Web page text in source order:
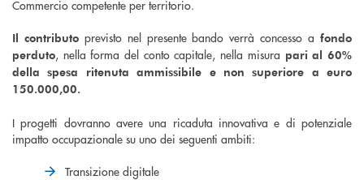
Commercio competente per territorio.
Il contributoprevisto nel presente bando verrà concesso afondo
perduto, nella forma del conto capitale, nella misura pari al 60%
della spesa ritenuta ammissibile e non superiore a euro
150.000,00.
I progetti dovranno avere una ricaduta innovativa e di potenziale
impatto occupazionale su uno dei seguenti ambiti:
Transizione digitale